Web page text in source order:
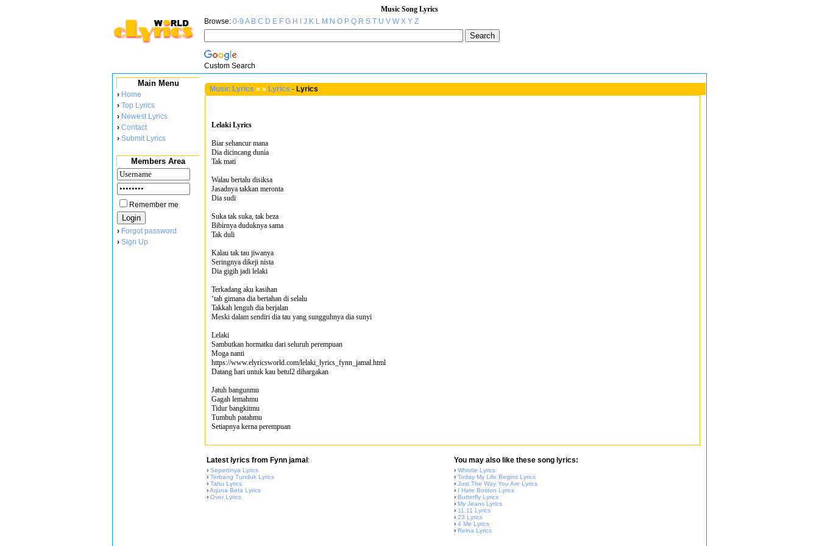
Music Song Lyrics
Browse: 0-9 A B C D E F G H J K L M N O P Q R S T U V W X Y Z
Custom Search
Main Menu
› Home
› Top Lyrics
› Newest Lyrics
› Contact
› Submit Lyrics
Members Area
Remember me
› Forgot password
› Sign Up
Music Lyrics » » Lyrics - Lyrics
Lelaki Lyrics
Biar sehancur mana
Dia dicincang dunia
Tak mati
Walau bertalu disiksa
Jasadnya takkan meronta
Dia sudi
Suka tak suka, tak beza
Bibirnya duduknya sama
Tak duli
Kalau tak tau jiwanya
Seringnya dikeji nista
Dia gigih jadi lelaki
Terkadang aku kasihan
‘tah gimana dia bertahan di selalu
Takkah lenguh dia berjalan
Meski dalam sendiri dia tau yang sungguhnya dia sunyi
Lelaki
Sambutkan hormatku dari seluruh perempuan
Moga nanti
https://www.elyricsworld.com/lelaki_lyrics_fynn_jamal.html
Datang hari untuk kau betul2 dihargakan
Jatuh bangunmu
Gagah lemahmu
Tidur bangkitmu
Tumbuh patahmu
Setiapnya kerna perempuan
Latest lyrics from Fynn jamal : You may also like these song lyrics:
› Sepertinya Lyrics
› Terbang Tunduk Lyrics
› Tahu Lyrics
›Arjuna Beta Lyrics
› Over Lyrics
› Whistle Lyrics
› Today My Life Begins Lyrics
› Just The Way You Are Lyrics
› I Hate Boston Lyrics
› Butterfly Lyrics
› My Jeans Lyrics
› 11.11 Lyrics
› 23 Lyrics
› 4 Me Lyrics
› Reina Lyrics